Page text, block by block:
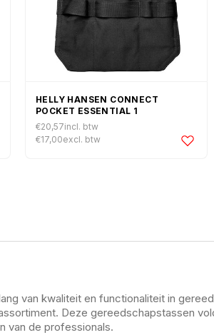
HELLY HANSEN CONNECT
POCKET ESSENTIAL 1
Normale
prijs
€20,57incl. btw
€17,00excl. btw
van kwaliteit en functionaliteit in
Deze gereedschapstassen
van de professionals.